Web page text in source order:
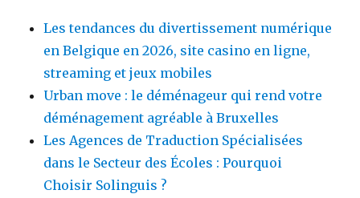
Les tendances du divertissement numérique
en Belgique en 2026, site casino en ligne,
streaming et jeux mobiles
Urban move : le déménageur qui rend votre
déménagement agréable à Bruxelles
Les Agences de Traduction Spécialisées
dans le Secteur des Écoles : Pourquoi
Choisir Solinguis ?